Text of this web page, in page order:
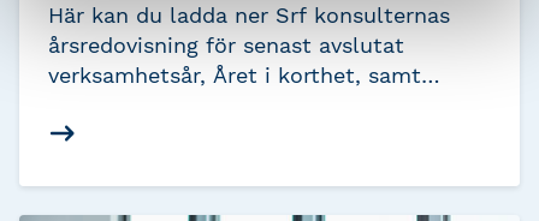
Här kan du ladda ner Srf konsulternas
årsredovisning för senast avslutat
verksamhetsår, Året i korthet, samt